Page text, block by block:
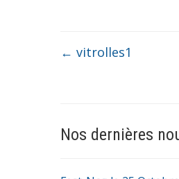
← vitrolles1
Nos dernières